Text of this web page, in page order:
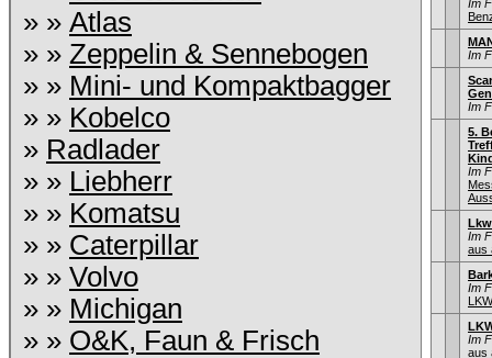
» » Atlas
» » Zeppelin & Sennebogen
» » Mini- und Kompaktbagger
» » Kobelco
» Radlader
» » Liebherr
» » Komatsu
» » Caterpillar
» » Volvo
» » Michigan
» » O&K, Faun & Frisch
Im
Im
Im
5.
Im
Im
aus
Im
Im
aus